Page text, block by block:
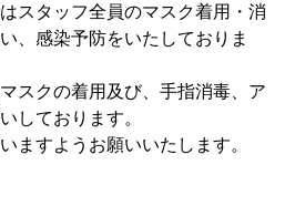
スタッフ全員のマスク着用・消
、感染予防をいたしておりま
スクの着用及び、手指消毒、ア
しております。
ますようお願いいたします。